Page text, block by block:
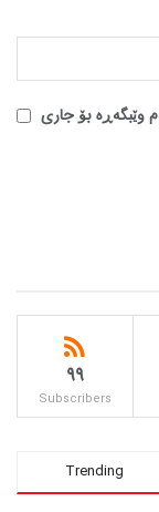
وێبگەڕە بۆ جاری
99
Subscribers
Trending